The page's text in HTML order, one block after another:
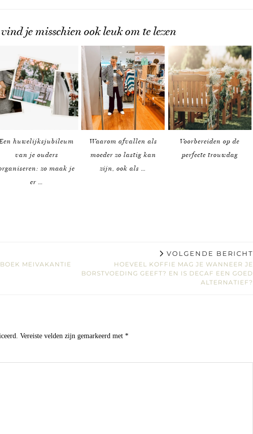
je misschien ook leuk om te lezen
Een huwelijksjubileum
van je ouders
zo maak je
er …
Waarom afvallen als
moeder zo lastig kan
zijn, ook als …
Voorbereiden op de
perfecte trouwdag
MEIVAKANTIE
VOLGENDE BERICHT
HOEVEEL KOFFIE MAG JE WANNEER JE
BORSTVOEDING GEEFT? EN IS DECAF EEN GOED
ALTERNATIEF?
Vereiste velden zijn gemarkeerd met *